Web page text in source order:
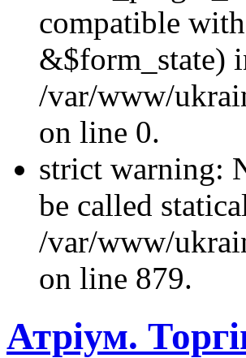
compatible
&$form_state)
/var/www/
on line 0.
strict warning:
be called
/var/www/
on line 879.
Атріум.